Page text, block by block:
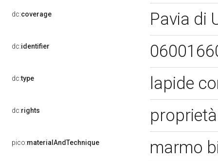
dc:coverage Pavia di
dc:identifier
dc:type lapide
dc:rights
pico:materialAndTechnique marmo